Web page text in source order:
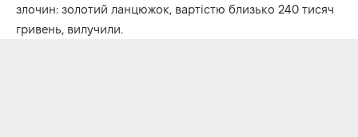
злочин: золотий ланцюжок, вартістю близько 240 тисяч
гривень, вилучили.